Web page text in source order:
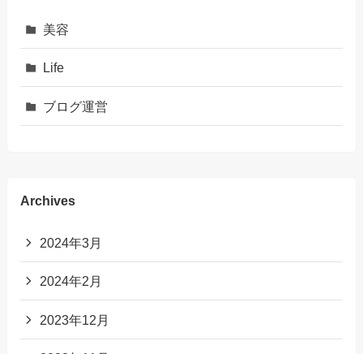
美容
Life
ブログ運営
Archives
2024年3月
2024年2月
2023年12月